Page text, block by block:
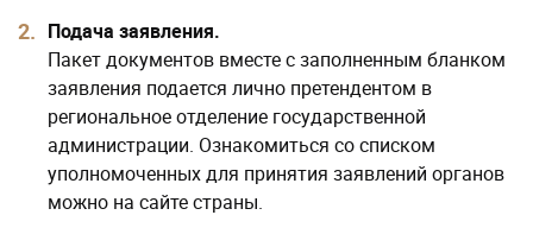
Подача заявления.
Пакет документов вместе с заполненным бланком
заявления подается лично претендентом в
региональное отделение государственной
администрации. Ознакомиться со списком
уполномоченных для принятия заявлений органов
можно на сайте страны.